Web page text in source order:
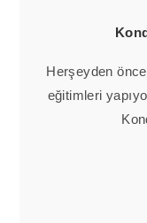
Herşeyden
eğitimleri